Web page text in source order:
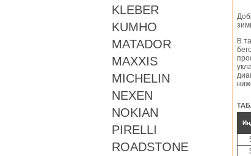
KLEBER
KUMHO
MATADOR
MAXXIS
MICHELIN
NEXEN
NOKIAN
PIRELLI
ROADSTONE
В